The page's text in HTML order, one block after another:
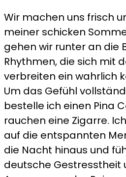
Wir machen uns frisch
meiner schicken
gehen wir runter an die
Rhythmen, die sich mit
verbreiten ein wahrlich
Um das Gefühl
bestelle ich einen Pina
rauchen eine Zigarre.
auf die entspannten
die Nacht hinaus und
deutsche Gestresstheit